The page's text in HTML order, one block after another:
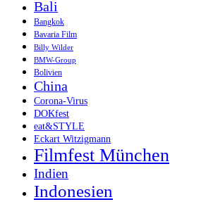
Bali
Bangkok
Bavaria Film
Billy Wilder
BMW-Group
Bolivien
China
Corona-Virus
DOKfest
eat&STYLE
Eckart Witzigmann
Filmfest München
Indien
Indonesien